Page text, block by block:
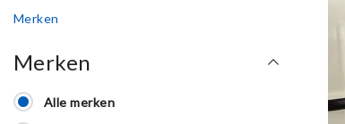
Merken
Merken
Alle merken